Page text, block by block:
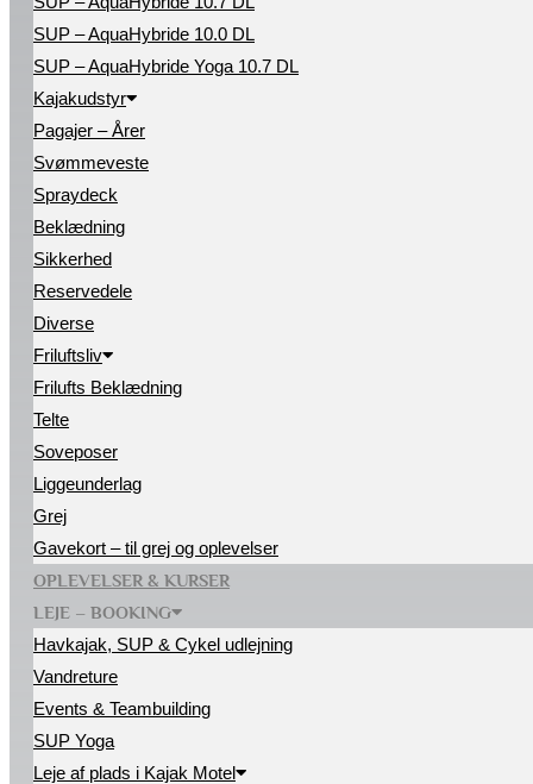
SUP – AquaHybride 10.0 DL
SUP – AquaHybride Yoga 10.7 DL
Kajakudstyr
Pagajer – Årer
Svømmeveste
Spraydeck
Beklædning
Sikkerhed
Reservedele
Diverse
Friluftsliv
Frilufts Beklædning
Telte
Soveposer
Liggeunderlag
Grej
Gavekort – til grej og oplevelser
OPLEVELSER & KURSER
LEJE – BOOKING
Havkajak, SUP & Cykel udlejning
Vandreture
Events & Teambuilding
SUP Yoga
Leje af plads i Kajak Motel